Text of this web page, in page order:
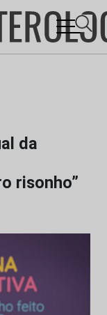
da
risonho”